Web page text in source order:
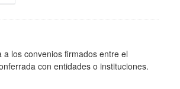
a los convenios firmados entre el
con entidades o instituciones.